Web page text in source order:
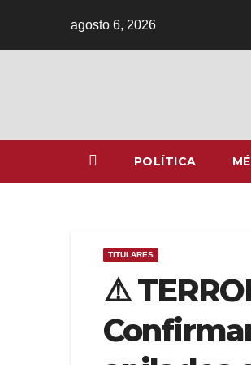
agosto 6, 2026
POLÍTICA
TITULARES
⚠️